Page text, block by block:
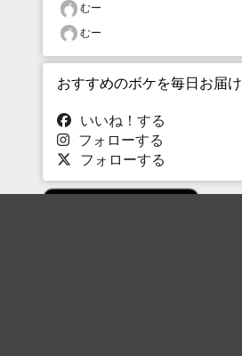
むー
むー
おすすめのボケを毎日お届け
いいね！する
フォローする
フォローする